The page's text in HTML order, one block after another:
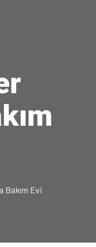
Bakım Evi